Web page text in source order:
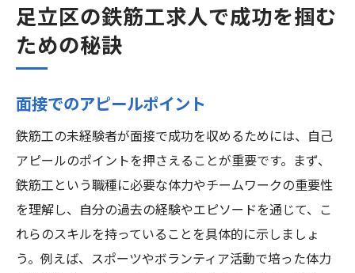
足立区の鉄筋工求人で成功を掴む
ための秘訣
面接でのアピールポイント
鉄筋工の未経験者が面接で成功を収めるためには、自己
アピールのポイントを押さえることが重要です。まず、
鉄筋工という職種に必要な体力やチームワークの重要性
を理解し、自分の過去の経験やエピソードを通じて、こ
れらのスキルを持っていることを具体的に示しましょ
う。例えば、スポーツやボランティア活動で培った体力